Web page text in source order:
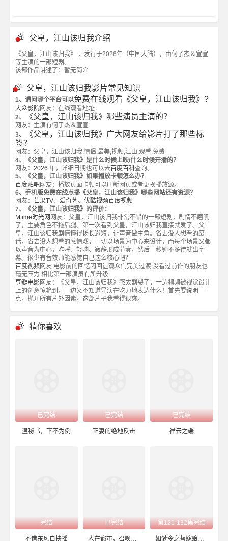
父皇，江山该归我介绍
《父皇，江山该归我》 ，发行于2026年（中国大陆），由何子杰＆宣宣
等主演的一部短剧。
该部作品讲述了：暂无简介
父皇，江山该归我影片常见知识
1、请问哪个平台可以免费在线观看《父皇，江山该归我》?
大众影院网友：在线观看地址
2、
《父皇，江山该归我》哪些演员主演的？
网友：主演有何子杰＆宣宣
3、
《父皇，江山该归我》广大网友给影片打了那些标
签？
网友：父皇，江山该归我,情侣,最美,视频,江山,观看,免费
4、《父皇，江山该归我》是什么时候上映/什么时候开播的？
网友： 2026 年，详细日期也可以去百度百科查询。
5、《父皇，江山该归我》如果播放卡顿怎么办？
百度贴吧网友：播放页面卡顿可以刷新网页或者更换播放源。
6、手机版免费在线点播《父皇，江山该归我》哪些网站还有资源？
网友： 芒果TV、 爱奇艺、 优酷视频 百度视频
7、《父皇，江山该归我》的评价：
Mtime时光网 网友：父皇，江山该归我非常不错的一部短剧，剧情不磨叽
了，主要角色不拖后腿。第一次看到父皇，江山该归我直接就爱了。父
皇，江山该归我剧情懂得扬长避短，让声音做主角。省去没人想看的废
话，省去没人想看的感情戏，一切以场景为中心来设计，而每个场景又都
以声音为中心，咋呼、轻响、寂静形成节奏，然后一秒钟不多待就出字
幕。很少有音效师能感觉自己这么核心吧？
百度视频 网友:电影前的回忆闪回让观众们完美过渡 没看过前作的朋友也
毫无压力 相比第一部演员有所升级
豆瓣电影网友：《父皇，江山该归我》感太割裂了，一边频频被视觉设计
上的创意惊艳到，一边又不知道导演在吃力地表达什么！首先要说明一
点，抛开所有片外因素，这部片子我看得很爽。
猜你喜欢
已完结
温秘书，下不为例
已完结
正妻的绝地反击
已完结
祥云之端
完结
不借东风自扶摇
已完结
人在都市，召唤神龙
第121-132集完结
如梦令之替嫁娘子是高手